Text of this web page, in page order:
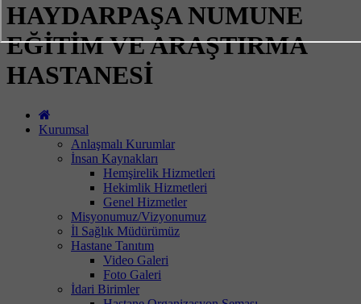
HAYDARPAŞA NUMUNE
EĞİTİM VE ARAŞTIRMA
HASTANESİ
Kurumsal
Anlaşmalı Kurumlar
İnsan Kaynakları
Hemşirelik Hizmetleri
Hekimlik Hizmetleri
Genel Hizmetler
Misyonumuz/Vizyonumuz
İl Sağlık Müdürümüz
Hastane Tanıtım
Video Galeri
Foto Galeri
İdari Birimler